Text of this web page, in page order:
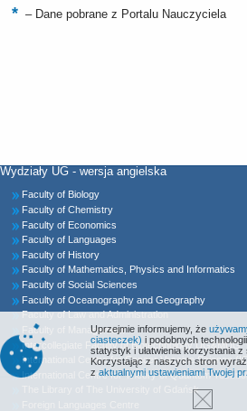
–Dane pobrane z Portalu Nauczyciela
Wydziały UG - wersja angielska
Faculty of Biology
Faculty of Chemistry
Faculty of Economics
Faculty of Languages
Faculty of History
Faculty of Mathematics, Physics and Informatics
Faculty of Social Sciences
Faculty of Oceanography and Geography
Faculty of Law and Administration
Faculty of Management
Intercollegiate Faculty of Biotechnology UG&MUG
International Centre for Cancer Vaccine Science
International Centre for Theory of Quantum
The Library of The University of Gdańsk
Uprzejmie informujemy, że
ciasteczek) i podobnych
statystyk i ułatwienia korzystania
Korzystając z naszych stron
z aktualnymi ustawieniami Twojej